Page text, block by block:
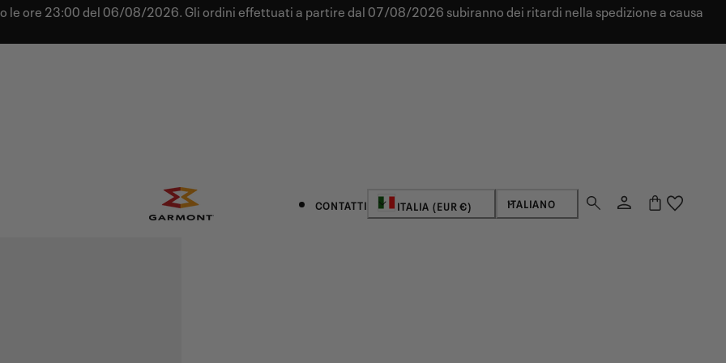
ore 23:00 del 06/08/2026. Gli ordini effettuati a partire dal 07/08/2026 subiranno dei ritardi nella spedizione a causa
CONTATTIPaese/regione
ITALIA (EUR €) Lingua
ITALIANO Login Carrello